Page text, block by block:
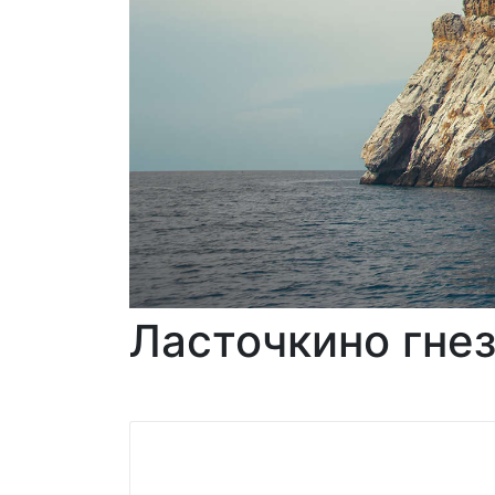
Ласточкино